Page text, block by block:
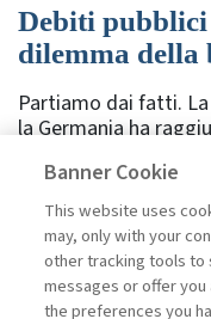
Debiti pubblici
dilemma della
Partiamo dai fatti.
la Germania ha
euro, allentando i
sulla espansione di
particolare per quel
Dopo l’annuncio, i
una reazione che
negativa dei mercati
Banner Cookie
This website uses
may, only with your
other tracking tools to
messages or offer
the preferences you